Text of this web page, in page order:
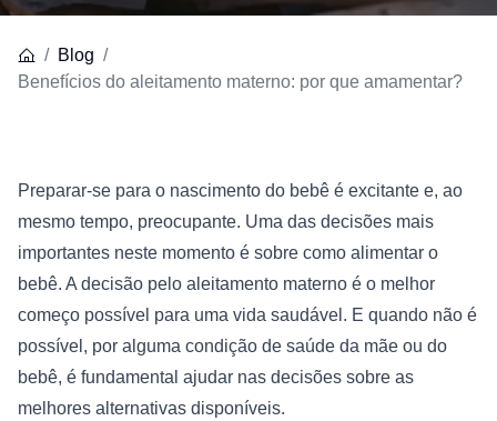
Blog
Benefícios do aleitamento materno: por que amamentar?
Preparar-se para o nascimento do bebê é excitante e, ao
mesmo tempo, preocupante. Uma das decisões mais
importantes neste momento é sobre como alimentar o
bebê. A decisão pelo aleitamento materno é o melhor
começo possível para uma vida saudável. E quando não é
possível, por alguma condição de saúde da mãe ou do
bebê, é fundamental ajudar nas decisões sobre as
melhores alternativas disponíveis.